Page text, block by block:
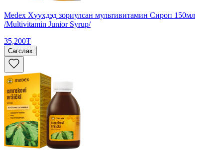
Medex Хүүхдэд зориулсан мультивитамин Сироп 150мл
/Multivitamin Junior Syrup/
35,200₮
Сагслах